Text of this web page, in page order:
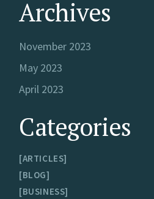
Archives
November 2023
May 2023
April 2023
Categories
ARTICLES
BLOG
BUSINESS